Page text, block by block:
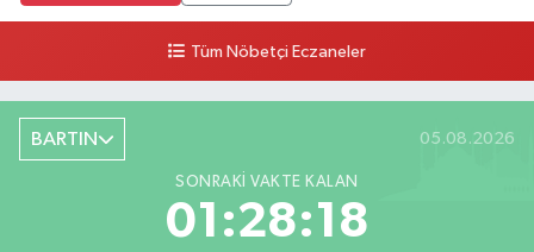
Tüm Nöbetçi Eczaneler
BARTIN 05.08.2026
SONRAKI VAKTE KALAN
01:28:17